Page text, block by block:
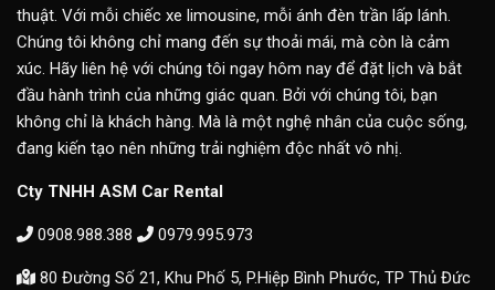
thuật. Với mỗi chiếc xe limousine, mỗi ánh đèn trần lấp lánh.
Chúng tôi không chỉ mang đến sự thoải mái, mà còn là cảm
xúc. Hãy liên hệ với chúng tôi ngay hôm nay để đặt lịch và bắt
đầu hành trình của những giác quan. Bởi với chúng tôi, bạn
không chỉ là khách hàng. Mà là một nghệ nhân của cuộc sống,
đang kiến tạo nên những trải nghiệm độc nhất vô nhị.
Cty TNHH ASM Car Rental
0908.988.388 0979.995.973
80 Đường Số 21, Khu Phố 5, P.Hiệp Bình Phước, TP Thủ Đức